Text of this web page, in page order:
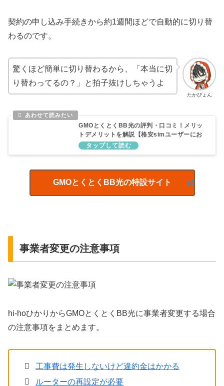
契約の申し込み手続きから約1週間ほどで自動的に切り替
わるのです。
たかぴょん
驚くほど簡単に切り替わるから、「本当に切
り替わってるの？」と拍子抜けしちゃうよ
GMOとくとくBB光の評判・口コミ！メリッ
トデメリットを解説【格安simユーザーにお
すすめ】
GMOとくとくBB光の特設サイト
事業者変更の注意事項
hi-hoひかりからGMOとくとくBB光に事業者変更する場合
の注意事項をまとめます。
工事費は発生しないけど違約金はかかる
ルーターの再設定が必要